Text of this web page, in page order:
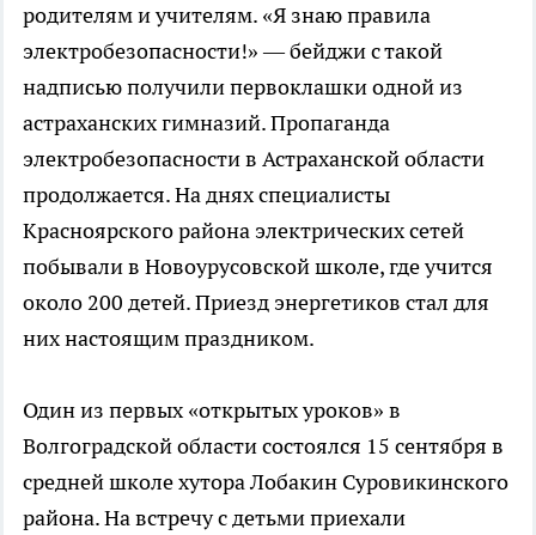
родителям и учителям. «Я знаю правила
электробезопасности!» — бейджи с такой
надписью получили первоклашки одной из
астраханских гимназий. Пропаганда
электробезопасности в Астраханской области
продолжается. На днях специалисты
Красноярского района электрических сетей
побывали в Новоурусовской школе, где учится
около 200 детей. Приезд энергетиков стал для
них настоящим праздником.
Один из первых «открытых уроков» в
Волгоградской области состоялся 15 сентября в
средней школе хутора Лобакин Суровикинского
района. На встречу с детьми приехали